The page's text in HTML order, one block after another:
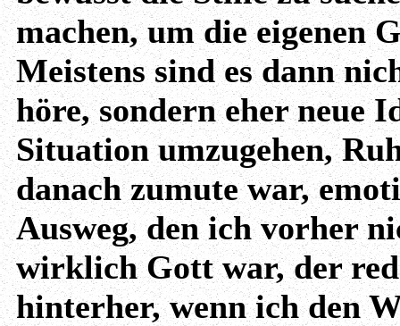
machen, um die eigenen
Meistens sind es dann
höre, sondern eher neue
Situation umzugehen,
danach zumute war,
Ausweg, den ich vorher
wirklich Gott war, der
hinterher, wenn ich den